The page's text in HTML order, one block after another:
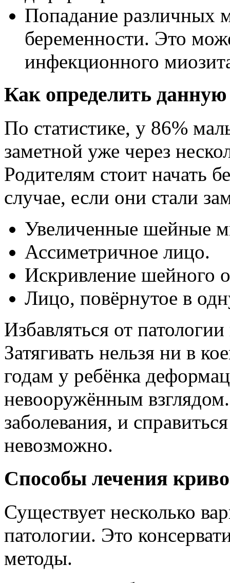
Попадание различных
беременности. Это
инфекционного
Как определить
По статистике, у 86%
заметной уже через
Родителям стоит начать
случае, если они стали
Увеличенные шейные
Ассиметричное лицо.
Искривление шейного
Лицо, повёрнутое в
Избавляться от
Затягивать нельзя ни в
годам у ребёнка
невооружённым
заболевания, и
невозможно.
Способы лечения
Существует несколько
патологии. Это
методы.